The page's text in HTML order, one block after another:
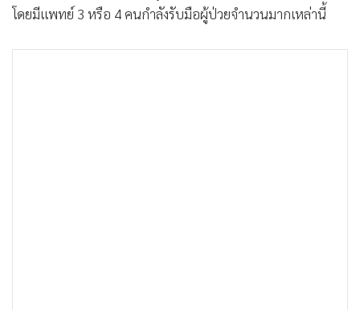
โดยมีแพทย์ 3 หรือ 4 คนกำลังรับมือผู้ป่วยจำนวนมากเหล่านี้